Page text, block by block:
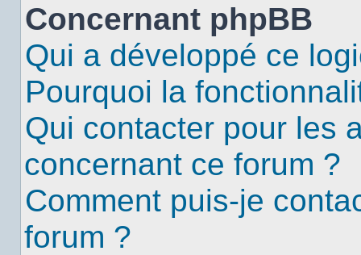
Concernant phpBB
Qui a développé ce
Pourquoi la
Qui contacter pour les
concernant ce forum ?
Comment puis-je
forum ?